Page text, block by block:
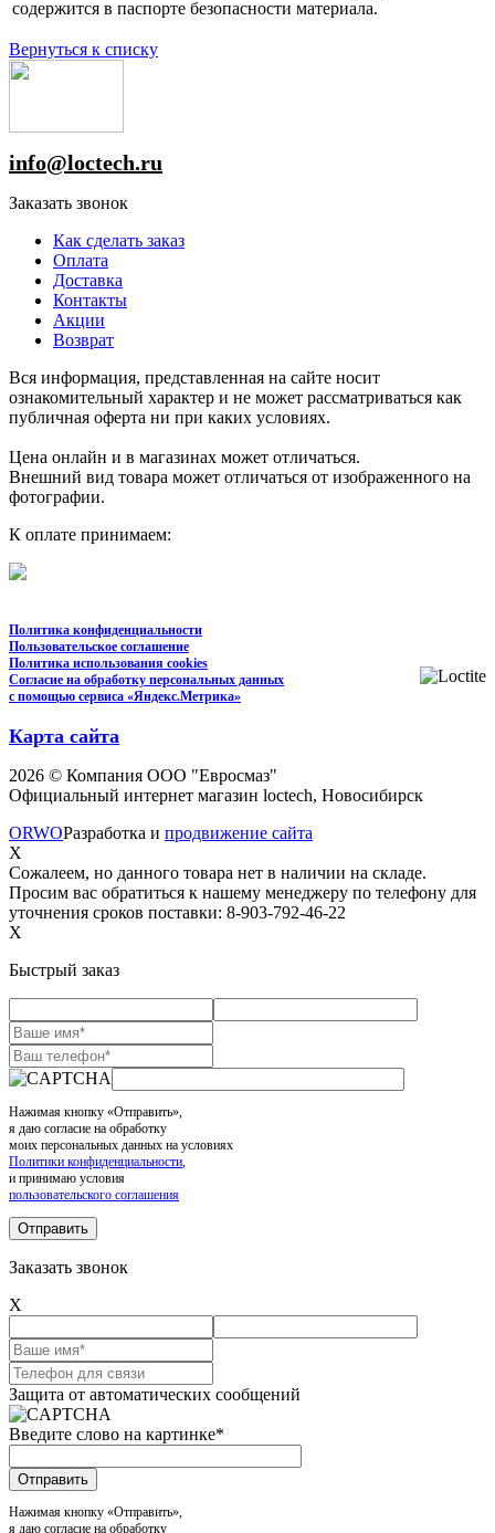
содержится в паспорте безопасности материала.
Вернуться к списку
info@loctech.ru
Заказать звонок
Как сделать заказ
Оплата
Доставка
Контакты
Акции
Возврат
Вся информация, представленная на сайте носит
ознакомительный характер и не может рассматриваться как
публичная оферта ни при каких условиях.
Цена онлайн и в магазинах может отличаться.
Внешний вид товара может отличаться от изображенного на
фотографии.
К оплате принимаем:
Политика конфиденциальности
Пользовательское соглашение
Политика использования cookies
Согласие на обработку персональных данных
с помощью сервиса «Яндекс.Метрика»
Карта сайта
2026 © Компания ООО "Евросмаз"
Официальный интернет магазин loctech, Новосибирск
ORWOРазработка и продвижение сайта
X
Сожалеем, но данного товара нет в наличии на складе.
Просим вас обратиться к нашему менеджеру по телефону для
уточнения сроков поставки: 8-903-792-46-22
X
Быстрый заказ
Нажимая кнопку «Отправить»,
я даю согласие на обработку
моих персональных данных на условиях
Политики конфиденциальности
и принимаю условия
пользовательского соглашения
Заказать звонок
X
Защита от автоматических сообщений
Введите слово на картинке*
Нажимая кнопку «Отправить»,
я даю согласие на обработку